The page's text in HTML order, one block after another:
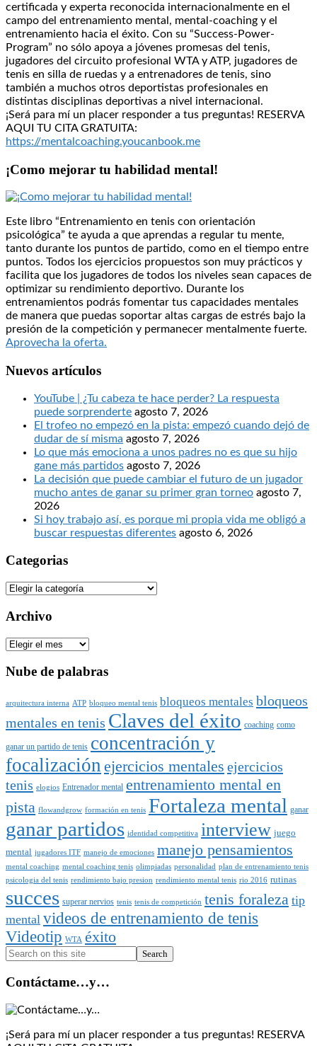
certificada y experta reconocida internacionalmente en el
campo del entrenamiento mental, mental-coaching y el
entrenamiento hacia el éxito. Con su “Success-Power-
Program” no sólo apoya a jóvenes promesas del tenis,
jugadores del circuito profesional WTA y ATP, jugadores de
tenis en silla de ruedas y a entrenadores de tenis, sino
también a muchos otros deportistas profesionales en
distintas disciplinas deportivas a nivel internacional.
¡Será para mí un placer responder a tus preguntas! RESERVA
AQUI TU CITA GRATUITA:
https://mentalcoaching.youcanbook.me
¡Como mejorar tu habilidad mental!
Este libro “Entrenamiento en tenis con orientación
psicológica” te ayuda a que aprendas a regular tu mente,
tanto durante los puntos de partido, como en el tiempo entre
puntos. Todos los ejercicios propuestos son muy prácticos y
facilita que los jugadores de todos los niveles sean capaces de
optimizar su rendimiento deportivo. Durante los
entrenamientos podrás fomentar tus capacidades mentales
de manera que puedas soportar altas cargas de estrés bajo la
presión de la competición y permanecer mentalmente fuerte.
Aprovecha la oferta.
Nuevos artículos
YouTube | ¿Tu cabeza te hace perder? La respuesta
puede sorprenderte agosto 7, 2026
El trofeo no empezó en la pista: empezó cuando dejó de
dudar de sí misma agosto 7, 2026
Lo que más emociona a unos padres no es que su hijo
gane más partidos agosto 7, 2026
La decisión que puede cambiar el futuro de un jugador
mucho antes de ganar su primer gran torneo agosto 7,
2026
Si hoy trabajo así, es porque mi propia vida me obligó a
buscar respuestas diferentes agosto 6, 2026
Categorias
Categorias
Archivo
Archivo
Nube de palabras
arquitectura interna ATP bloqueo mental tenis bloqueos mentales bloqueos
mentales en tenis Claves del éxito coaching como
ganar un partido de tenis concentración y
focalización ejercicios mentales ejercicios
tenis elogios Entrenador mental entrenamiento mental en
pista flowandgrow formación en tenis Fortaleza mental ganar
ganar partidos identidad competitiva interview juego
mental jugadores ITF manejo de emociones manejo pensamientos
mental coaching mental coaching tenis olimpiadas personalidad plan de entrenamiento tenis
psicologia del tenis rendimiento bajo presion rendimiento mental tenis rio 2016 rutinas
succes superar nervios tenis tenis de competición tenis foraleza tip
mental videos de entrenamiento de tenis
Videotip WTA éxito
Search
Contáctame…y…
¡Será para mí un placer responder a tus preguntas! RESERVA